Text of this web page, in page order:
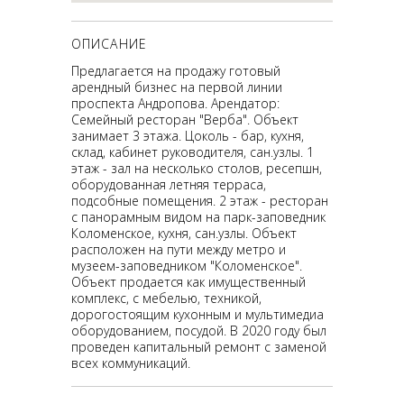
ОПИСАНИЕ
Предлагается на продажу готовый
арендный бизнес на первой линии
проспекта Андропова. Арендатор:
Семейный ресторан "Верба". Объект
занимает 3 этажа. Цоколь - бар, кухня,
склад, кабинет руководителя, сан.узлы. 1
этаж - зал на несколько столов, ресепшн,
оборудованная летняя терраса,
подсобные помещения. 2 этаж - ресторан
с панорамным видом на парк-заповедник
Коломенское, кухня, сан.узлы. Объект
расположен на пути между метро и
музеем-заповедником "Коломенское".
Объект продается как имущественный
комплекс, с мебелью, техникой,
дорогостоящим кухонным и мультимедиа
оборудованием, посудой. В 2020 году был
проведен капитальный ремонт с заменой
всех коммуникаций.